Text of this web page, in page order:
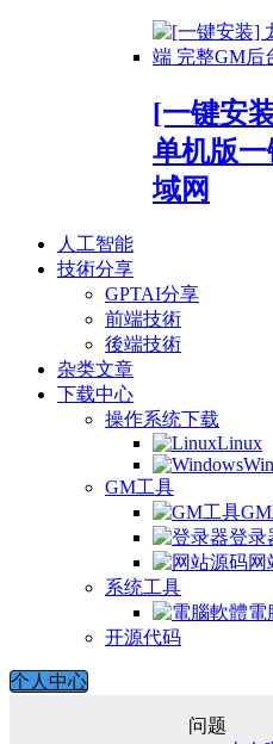
[一键安
单机版
域网
人工智能
技術分享
GPTAI分享
前端技術
後端技術
杂类文章
下载中心
操作系统下载
Linux
GM工具
登录
网
系统工具
電
开源代码
个人中心
问题